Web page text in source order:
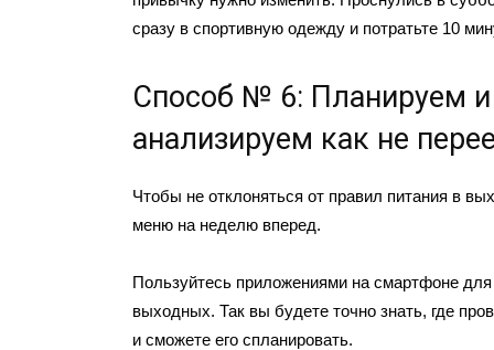
сразу в спортивную одежду и потратьте 10
Способ № 6: Планируем и
анализируем как не
Чтобы не отклоняться от правил питания в
меню на неделю вперед.
Пользуйтесь приложениями на смартфоне
выходных. Так вы будете точно знать, где
и сможете его спланировать.